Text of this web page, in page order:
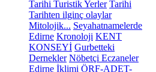
Tarihi Turistik Yerler Tarihi
Tarihten ilginç olaylar
Mitolojik... Seyahatnamelerde
Edirne Kronoloji KENT
KONSEYİ Gurbetteki
Dernekler Nöbetçi Eczaneler
Edirne İklimi ÖRF-ADET-